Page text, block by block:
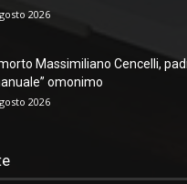
2026
morto Massimiliano Cencelli,
omonimo
2026